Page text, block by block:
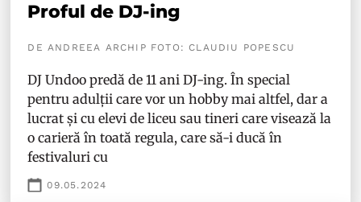
Proful de DJ-ing
DE ANDREEA ARCHIP FOTO: CLAUDIU POPESCU
DJ Undoo predă de 11 ani DJ-ing. În special
pentru adulții care vor un hobby mai altfel, dar a
lucrat și cu elevi de liceu sau tineri care visează la
o carieră în toată regula, care să-i ducă în
festivaluri cu
09.05.2024